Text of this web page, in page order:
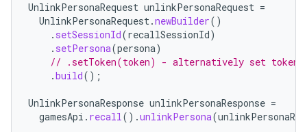
UnlinkPersonaRequest unlinkPersonaRequest =
UnlinkPersonaRequest.newBuilder()
. setSessionId(recallSessionId)
. setPersona(persona)
// .setToken(token) - alternatively set token,
.build();
UnlinkPersonaResponse unlinkPersonaResponse =
gamesApi . recall().unlinkPersona(